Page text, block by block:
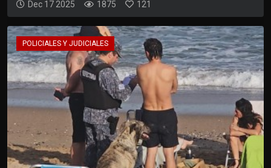
Dec 17 2025 1875 121
POLICIALES Y JUDICIALES